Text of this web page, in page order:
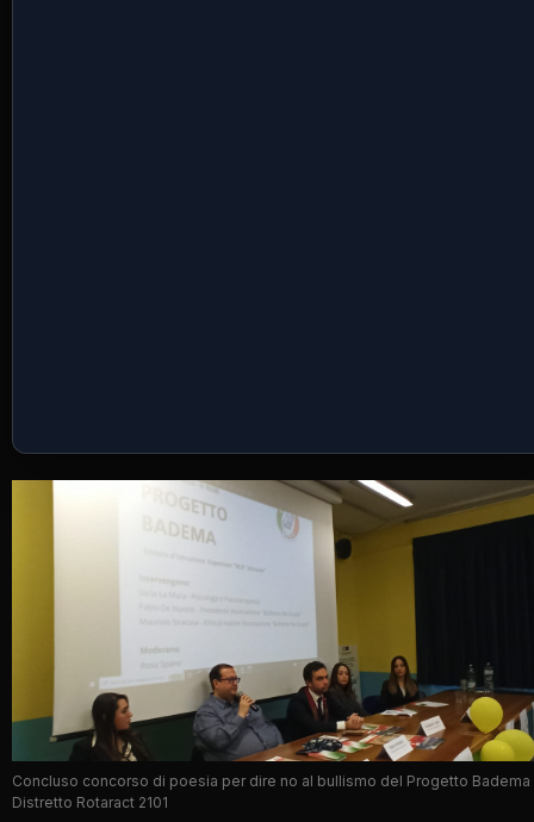
Concluso concorso di poesia per dire no al bullismo del Progetto Badema
Distretto Rotaract 2101